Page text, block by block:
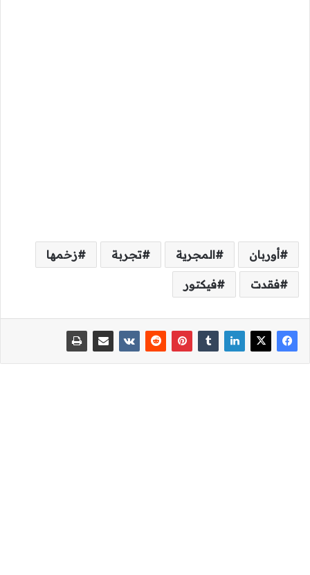
أوربان المجرية تجربة زخمها
فقدت فيكتور